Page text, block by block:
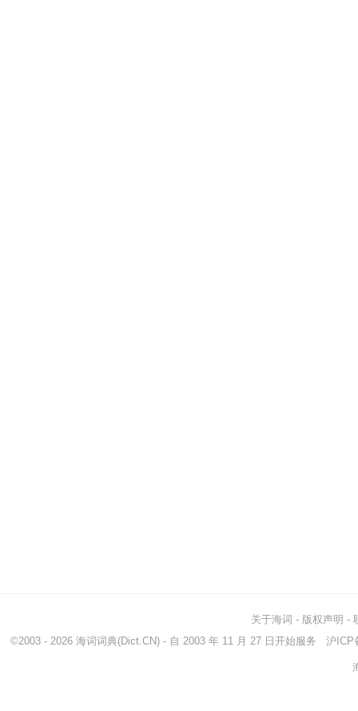
关于海词 - 版权声明 -
©2003 - 2026 海词词典(Dict.CN) - 自 2003 年 11 月 27 日开始服务 沪ICP